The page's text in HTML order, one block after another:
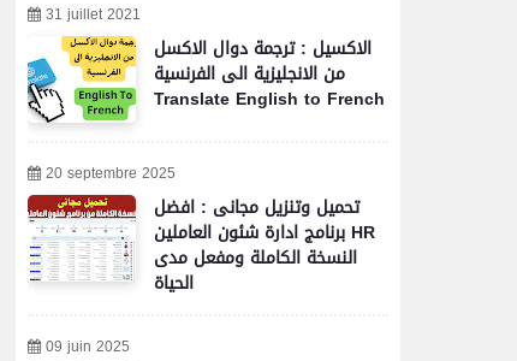
31 juillet 2021
الاكسيل : ترجمة دوال الاكسل
من الانجليزية الى الفرنسية
Translate English to French
20 septembre 2025
تحميل وتنزيل مجانى : افضل
برنامج ادارة شئون العاملين HR
النسخة الكاملة ومفعل مدى
الحياة
09 juin 2025